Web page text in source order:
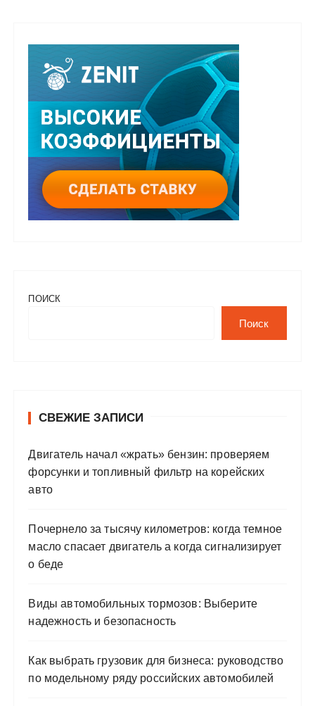
ПОИСК
Поиск
СВЕЖИЕ ЗАПИСИ
Двигатель начал «жрать» бензин: проверяем
форсунки и топливный фильтр на корейских
авто
Почернело за тысячу километров: когда темное
масло спасает двигатель а когда сигнализирует
о беде
Виды автомобильных тормозов: Выберите
надежность и безопасность
Как выбрать грузовик для бизнеса: руководство
по модельному ряду российских автомобилей